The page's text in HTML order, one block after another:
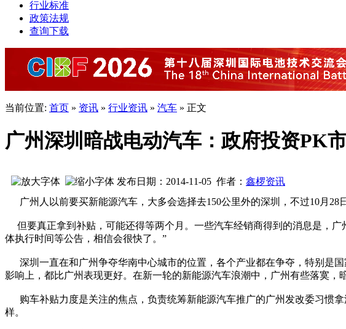
行业标准
政策法规
查询下载
当前位置: 首页 » 资讯 » 行业资讯 » 汽车 » 正文
广州深圳暗战电动汽车：政府投资PK
发布日期：2014-11-05 作者： 鑫椤资讯
广州人以前要买新能源汽车，大多会选择去150公里外的深圳，不过10月28
但要真正拿到补贴，可能还得等两个月。一些汽车经销商得到的消息是，广
体执行时间等公告，相信会很快了。”
深圳一直在和广州争夺华南中心城市的位置，各个产业都在争夺，特别是
影响上，都比广州表现更好。在新一轮的新能源汽车浪潮中，广州有些落寞，
购车补贴力度是关注的焦点，负责统筹新能源汽车推广的广州发改委习惯
样。